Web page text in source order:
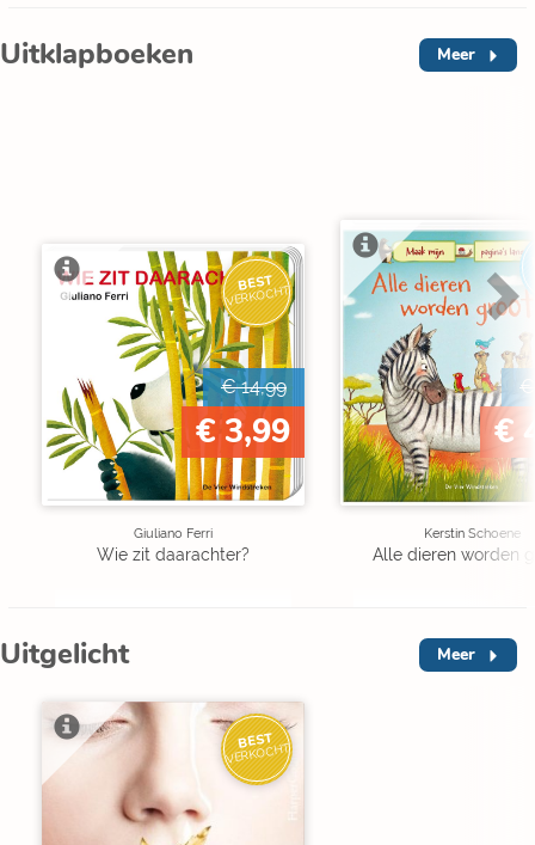
Uitklapboeken Meer
BEST
VERKOCHT
€ 14,99
€ 3,99
Giuliano Ferri
Wie zit daarachter?
€
€
Kerstin Schoene
Alle dieren worden
Uitgelicht Meer
BEST
VERKOCHT